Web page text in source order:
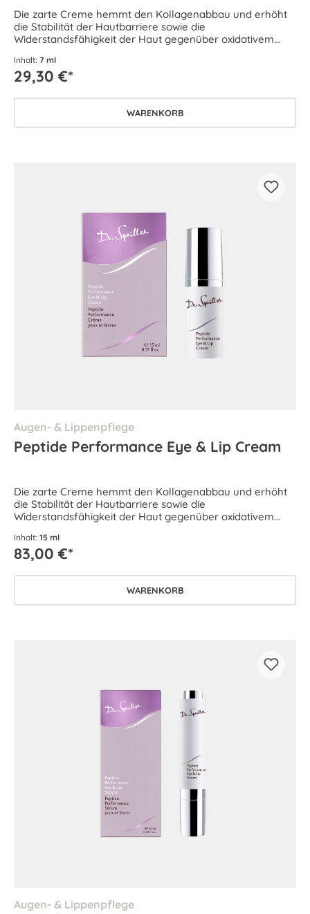
Die zarte Creme hemmt den Kollagenabbau und erhöht
die Stabilität der Hautbarriere sowie die
Widerstandsfähigkeit der Haut gegenüber oxidativem
Inhalt: 7 ml
29,30 €*
WARENKORB
Augen- & Lippenpflege
Peptide Performance Eye & Lip Cream
Die zarte Creme hemmt den Kollagenabbau und erhöht
die Stabilität der Hautbarriere sowie die
Widerstandsfähigkeit der Haut gegenüber oxidativem
Inhalt: 15 ml
83,00 €*
WARENKORB
Augen- & Lippenpflege